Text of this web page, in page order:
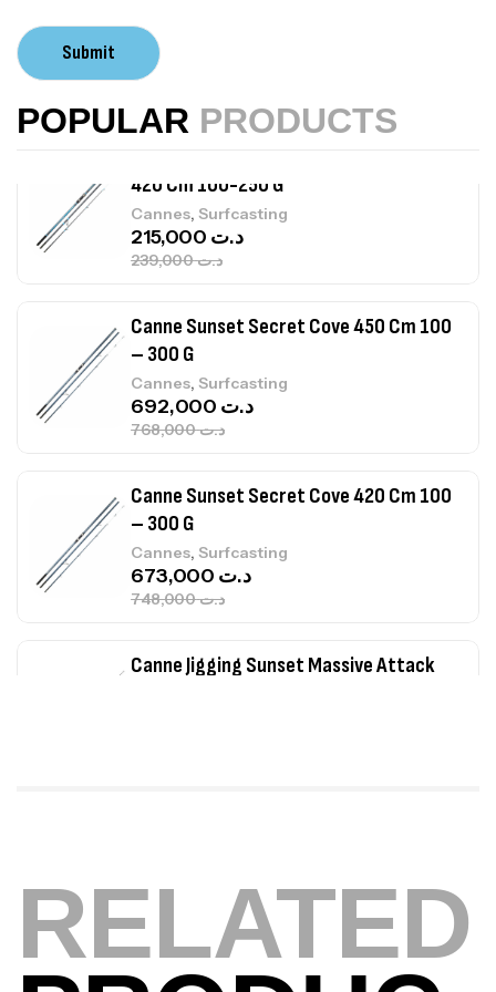
Submit
POPULAR PRODUCTS
Volant 3 Branches Inox T26S/35
Accastillage bateau
420 Cm 100-250 G
Cannes, Surfcasting
د.ت239,000
د.ت
Canne Sunset Secret Cove 450 Cm 100
– 300 G
Cannes, Surfcasting
د.ت768,000
د.ت
Canne Sunset Secret Cove 420 Cm 100
– 300 G
Cannes, Surfcasting
د.ت748,000
د.ت
Canne Jigging Sunset Massive Attack
Bagagerie Surfcasting
د.ت
د.ت
RELATED